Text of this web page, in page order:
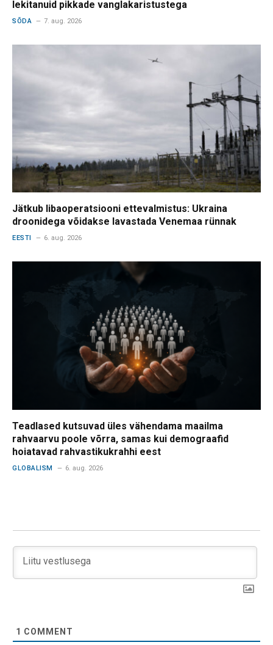
lekitanuid pikkade vanglakaristustega
SÕDA 7. aug. 2026
Jätkub libaoperatsiooni ettevalmistus: Ukraina
droonidega võidakse lavastada Venemaa rünnak
EESTI 6. aug. 2026
Teadlased kutsuvad üles vähendama maailma
rahvaarvu poole võrra, samas kui demograafid
hoiatavad rahvastikukrahhi eest
GLOBALISM 6. aug. 2026
1 COMMENT